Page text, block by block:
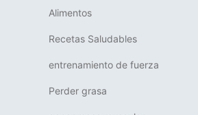
Alimentos
Recetas Saludables
entrenamiento de fuerza
Perder grasa